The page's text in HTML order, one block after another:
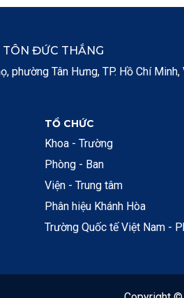
ĐỨC THẮNG
phường Tân Hưng, TP. Hồ Chí Minh,
TỔ CHỨC
Khoa - Trường
Phòng - Ban
Viện - Trung tâm
Phân hiệu Khánh Hòa
Trường Quốc tế Việt Nam -